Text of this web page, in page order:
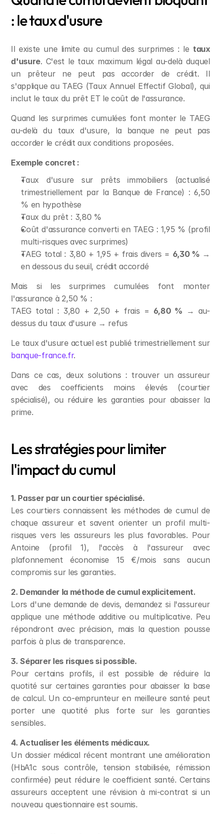
: le taux d'usure
Il existe une limite au cumul des surprimes : le taux
d'usure. C'est le taux maximum légal au-delà duquel
un prêteur ne peut pas accorder de crédit. Il
s'applique au TAEG (Taux Annuel Effectif Global), qui
inclut le taux du prêt ET le coût de l'assurance.
Quand les surprimes cumulées font monter le TAEG
au-delà du taux d'usure, la banque ne peut pas
accorder le crédit aux conditions proposées.
Exemple concret :
Taux d'usure sur prêts immobiliers (actualisé
trimestriellement par la Banque de France) : 6,50
% en hypothèse
Taux du prêt : 3,80 %
Coût d'assurance converti en TAEG : 1,95 % (profil
multi-risques avec surprimes)
TAEG total : 3,80 + 1,95 + frais divers = 6,30 % →
en dessous du seuil, crédit accordé
Mais si les surprimes cumulées font monter
l'assurance à 2,50 % :
TAEG total : 3,80 + 2,50 + frais = 6,80 % → au-
dessus du taux d'usure → refus
Le taux d'usure actuel est publié trimestriellement sur
banque-france.fr.
Dans ce cas, deux solutions : trouver un assureur
avec des coefficients moins élevés (courtier
spécialisé), ou réduire les garanties pour abaisser la
prime.
Les stratégies pour limiter
l'impact du cumul
1. Passer par un courtier spécialisé.
Les courtiers connaissent les méthodes de cumul de
chaque assureur et savent orienter un profil multi-
risques vers les assureurs les plus favorables. Pour
Antoine (profil 1), l'accès à l'assureur avec
plafonnement économise 15 €/mois sans aucun
compromis sur les garanties.
2. Demander la méthode de cumul explicitement.
Lors d'une demande de devis, demandez si l'assureur
applique une méthode additive ou multiplicative. Peu
répondront avec précision, mais la question pousse
parfois à plus de transparence.
3. Séparer les risques si possible.
Pour certains profils, il est possible de réduire la
quotité sur certaines garanties pour abaisser la base
de calcul. Un co-emprunteur en meilleure santé peut
porter une quotité plus forte sur les garanties
sensibles.
4. Actualiser les éléments médicaux.
Un dossier médical récent montrant une amélioration
(HbA1c sous contrôle, tension stabilisée, rémission
confirmée) peut réduire le coefficient santé. Certains
assureurs acceptent une révision à mi-contrat si un
nouveau questionnaire est soumis.